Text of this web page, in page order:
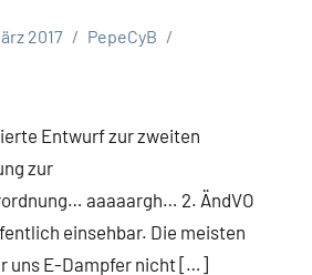
2017
PepeCyB
Entwurf zur zweiten
zur
aaaaargh… 2. ÄndVO
einsehbar. Die meisten
uns E-Dampfer nicht […]